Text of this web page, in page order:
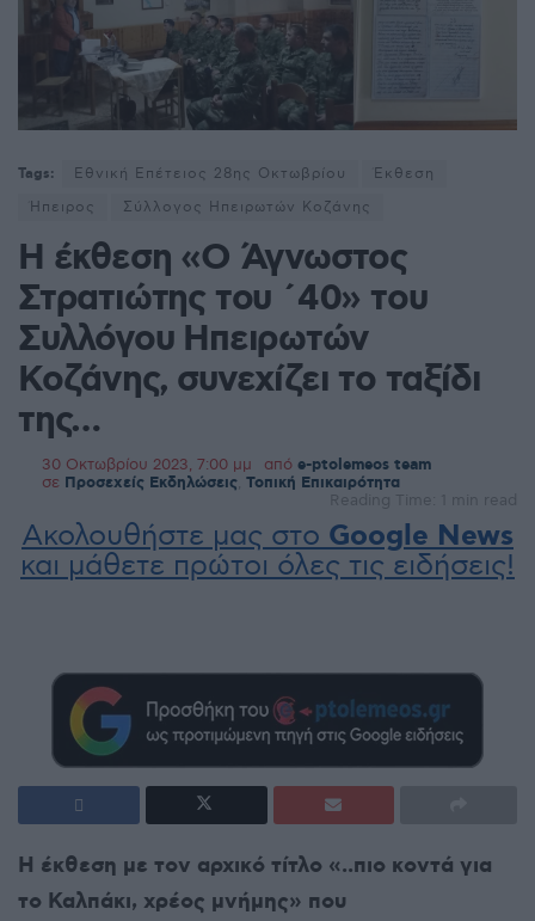
Tags: Εθνική Επέτειος 28ης Οκτωβρίου
Έκθεση
Ήπειρος
Σύλλογος Ηπειρωτών Κοζάνης
Η έκθεση «Ο Άγνωστος
Στρατιώτης του ΄40» του
Συλλόγου Ηπειρωτών
Κοζάνης, συνεχίζει το ταξίδι
της…
30 Οκτωβρίου 2023, 7:00 μμ από e-ptolemeos team
σε Προσεχείς Εκδηλώσεις Τοπική Επικαιρότητα
Reading Time: 1 min read
Ακολουθήστε μας στο Google News
και μάθετε πρώτοι όλες τις ειδήσεις!
Η έκθεση με τον αρχικό τίτλο «..πιο κοντά για
το Καλπάκι, χρέος μνήμης» που